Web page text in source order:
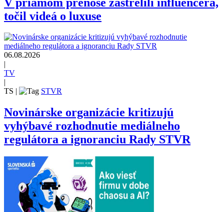
točil videá o luxuse
06.08.2026
TV
TS
STVR
Novinárske organizácie kritizujú
vyhýbavé rozhodnutie mediálneho
regulátora a ignoranciu Rady STVR